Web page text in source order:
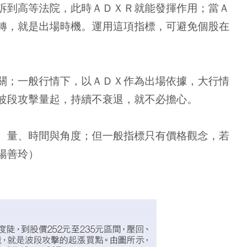
高等法院，此時ＡＤＸＲ就能發揮作用；當Ａ
，就是出場時機。運用這項指標，可避免個股在
一般行情下，以ＡＤＸ作為出場依據，大行情
攻擊量起，持續不衰退，就不必擔心。
、時間與角度；但一般指標只有價格觀念，若
玲）